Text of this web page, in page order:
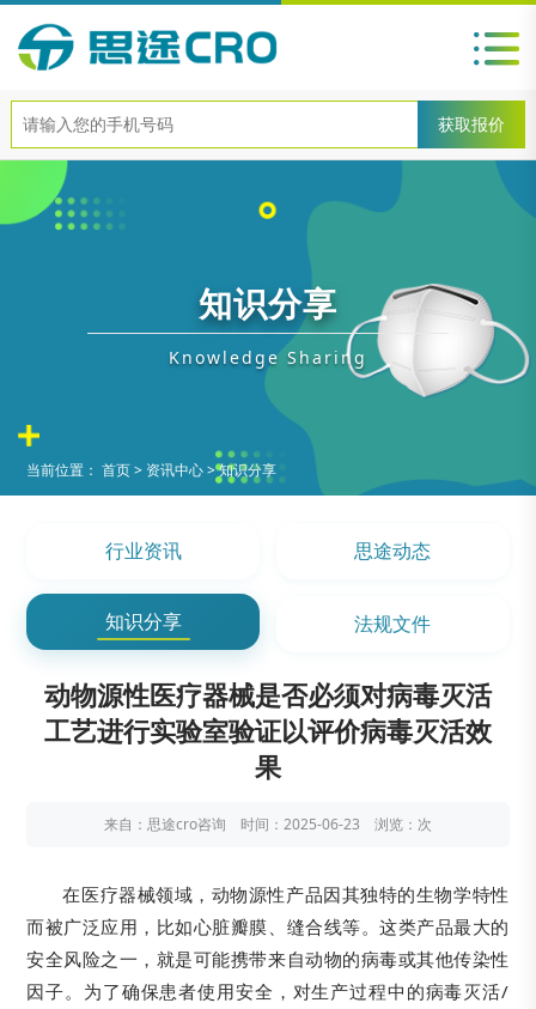
知识分享
Knowledge Sharing
当前位置：首页> 资讯中心>知识分享
行业资讯 思途动态
知识分享 法规文件
动物源性医疗器械是否必须对病毒灭活
工艺进行实验室验证以评价病毒灭活效
果
来自：思途cro咨询 时间：2025-06-23 浏览： 次
在医疗器械领域，动物源性产品因其独特的生物学特性
而被广泛应用，比如心脏瓣膜、缝合线等。这类产品最大的
安全风险之一，就是可能携带来自动物的病毒或其他传染性
因子。为了确保患者使用安全，对生产过程中的病毒灭活/